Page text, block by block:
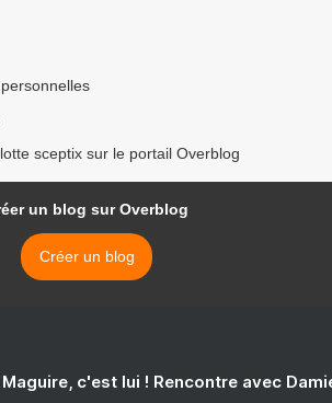
sceptix sur le portail Overblog
un blog sur Overblog
Créer un blog
c'est lui ! Rencontre avec